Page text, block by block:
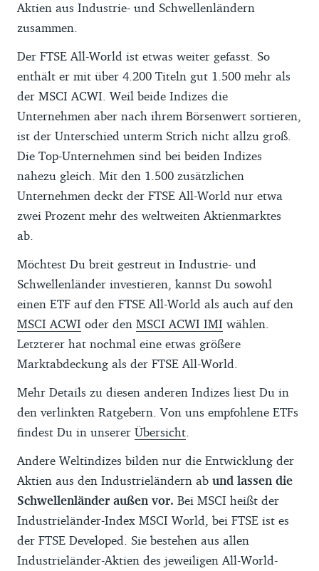
Aktien aus Industrie- und Schwellenländern
zusammen.
Der FTSE All-World ist etwas weiter gefasst. So
enthält er mit über 4.200 Titeln gut 1.500 mehr als
der MSCI ACWI. Weil beide Indizes die
Unternehmen aber nach ihrem Börsenwert sortieren,
ist der Unterschied unterm Strich nicht allzu groß.
Die Top-Unternehmen sind bei beiden Indizes
nahezu gleich. Mit den 1.500 zusätzlichen
Unternehmen deckt der FTSE All-World nur etwa
zwei Prozent mehr des weltweiten Aktienmarktes
ab.
Möchtest Du breit gestreut in Industrie- und
Schwellenländer investieren, kannst Du sowohl
einen ETF auf den FTSE All-World als auch auf den
MSCI ACWI oder den MSCI ACWI IMI wählen.
Letzterer hat nochmal eine etwas größere
Marktabdeckung als der FTSE All-World.
Mehr Details zu diesen anderen Indizes liest Du in
den verlinkten Ratgebern. Von uns empfohlene ETFs
findest Du in unserer Übersicht
Andere Weltindizes bilden nur die Entwicklung der
Aktien aus den Industrieländern ab und lassen die
Schwellenländer außen vor. Bei MSCI heißt der
Industrieländer-Index MSCI World, bei FTSE ist es
der FTSE Developed. Sie bestehen aus allen
Industrieländer-Aktien des jeweiligen All-World-